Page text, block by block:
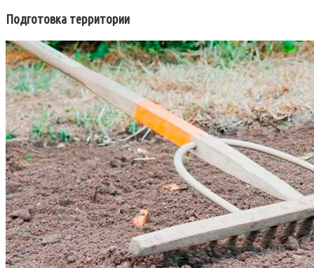
Подготовка территории